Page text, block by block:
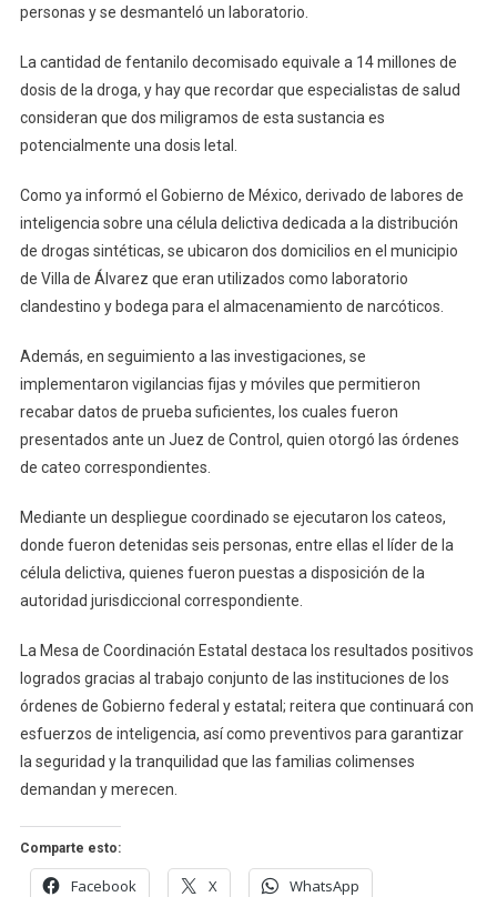
personas y se desmanteló un laboratorio.
La cantidad de fentanilo decomisado equivale a 14 millones de
dosis de la droga, y hay que recordar que especialistas de salud
consideran que dos miligramos de esta sustancia es
potencialmente una dosis letal.
Como ya informó el Gobierno de México, derivado de labores de
inteligencia sobre una célula delictiva dedicada a la distribución
de drogas sintéticas, se ubicaron dos domicilios en el municipio
de Villa de Álvarez que eran utilizados como laboratorio
clandestino y bodega para el almacenamiento de narcóticos.
Además, en seguimiento a las investigaciones, se
implementaron vigilancias fijas y móviles que permitieron
recabar datos de prueba suficientes, los cuales fueron
presentados ante un Juez de Control, quien otorgó las órdenes
de cateo correspondientes.
Mediante un despliegue coordinado se ejecutaron los cateos,
donde fueron detenidas seis personas, entre ellas el líder de la
célula delictiva, quienes fueron puestas a disposición de la
autoridad jurisdiccional correspondiente.
La Mesa de Coordinación Estatal destaca los resultados positivos
logrados gracias al trabajo conjunto de las instituciones de los
órdenes de Gobierno federal y estatal; reitera que continuará con
esfuerzos de inteligencia, así como preventivos para garantizar
la seguridad y la tranquilidad que las familias colimenses
demandan y merecen.
Comparte esto:
Facebook X WhatsApp